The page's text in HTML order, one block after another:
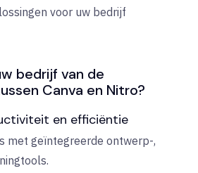
voor uw bedrijf
bedrijf van de
Canva en Nitro?
en efficiëntie
met geïntegreerde ontwerp-,